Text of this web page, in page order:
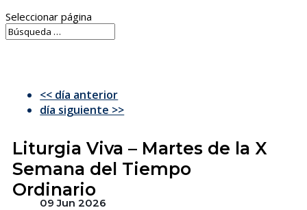
Seleccionar página
<< día anterior
día siguiente >>
Liturgia Viva – Martes de la X
Semana del Tiempo
Ordinario
09 Jun 2026